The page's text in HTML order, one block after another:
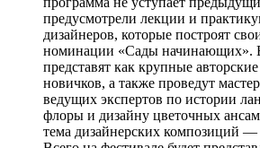
предусмотрели лекции и
дизайнеров, которые построят
номинации «Сады начинающих».
представят как крупные
новичков, а также проведут
ведущих экспертов по истории
флоры и дизайну цветочных
тема дизайнерских композиций